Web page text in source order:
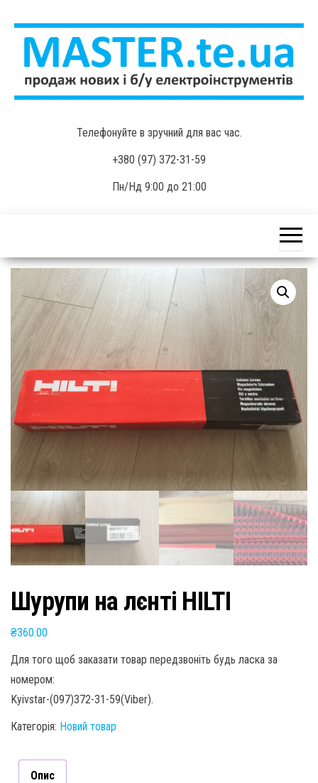
content
MASTER.te.ua
електроінструментів
Телефонуйте в зручний для вас час.
+380 (97) 372-31-59
Пн/Нд 9:00 до 21:00
Шурупи на лєнті HILTI
₴360.00
Для того щоб заказати товар передзвоніть будь ласка за
номером:
Kyivstar-(097)372-31-59(Viber).
Категорія: Новий товар
Опис